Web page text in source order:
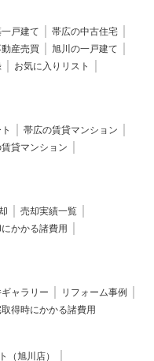
戸建て
帯広の中古住宅
産売買
旭川の一戸建て
お気に入りリスト
帯広の賃貸マンション
貸マンション
売却実績一覧
かかる諸費用
ャラリー
リフォーム事例
得時にかかる諸費用
（旭川店）